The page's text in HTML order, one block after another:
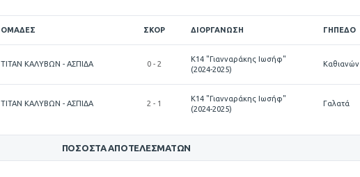
ΟΜΆΔΕΣ ΣΚΟΡ ΔΙΟΡΓΆΝΩΣΗ ΓΉΠΕΔΟ
ΤΙΤΑΝ ΚΑΛΥΒΩΝ - ΑΣΠΙΔΑ 0 - 2
Κ14 "Γιανναράκης Ιωσήφ"
(2024-2025)
Καθιανών
ΤΙΤΑΝ ΚΑΛΥΒΩΝ - ΑΣΠΙΔΑ 2 - 1
Κ14 "Γιανναράκης Ιωσήφ"
(2024-2025)
Γαλατά
ΠΟΣΟΣΤΆ ΑΠΟΤΕΛΕΣΜΆΤΩΝ